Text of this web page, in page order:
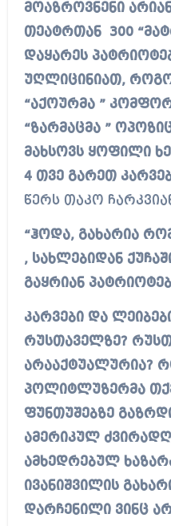
მოაზროვნენი
თეატრთან 300
დაყარეს
უღლიცინიათ,
“აქოურმა ”
“ზარმაცმა ”
მახსოვს ყოფილი
4 თვე გარეთ
წერს თაკო
“ჰოდა, გახარია
, სახლებიდან
გაყრიან
კარვები და
რუსთაველზე?
არააქტუალურია?
პოლიტლუზერმა
ფუნთუშებზე
ამერიკულ
ამხედრებულ
ივანიშვილის
დარჩენილი ვინც